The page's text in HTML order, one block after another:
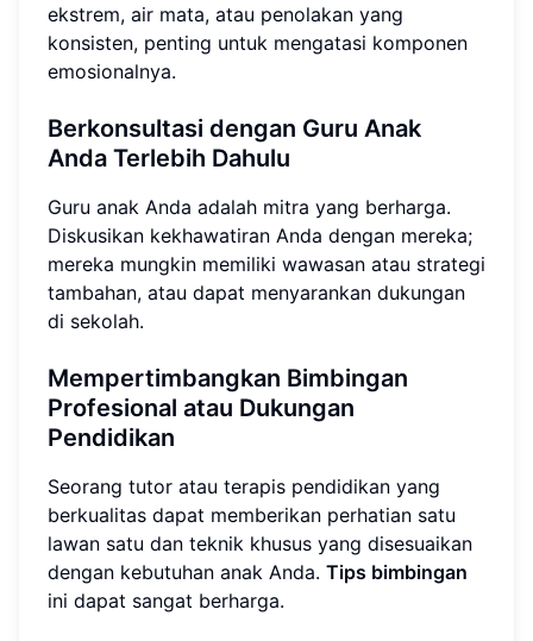
ekstrem, air mata, atau penolakan yang
konsisten, penting untuk mengatasi komponen
emosionalnya.
Berkonsultasi dengan Guru Anak
Anda Terlebih Dahulu
Guru anak Anda adalah mitra yang berharga.
Diskusikan kekhawatiran Anda dengan mereka;
mereka mungkin memiliki wawasan atau strategi
tambahan, atau dapat menyarankan dukungan
di sekolah.
Mempertimbangkan Bimbingan
Profesional atau Dukungan
Pendidikan
Seorang tutor atau terapis pendidikan yang
berkualitas dapat memberikan perhatian satu
lawan satu dan teknik khusus yang disesuaikan
dengan kebutuhan anak Anda. Tips bimbingan
ini dapat sangat berharga.